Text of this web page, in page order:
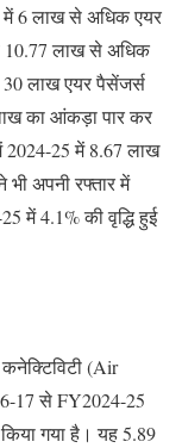
में 6 लाख से अधिक एयर
10.77 लाख से अधिक
30 लाख एयर पैसेंजर्स
का आंकड़ा पार कर
2024-25 में 8.67 लाख
अपनी रफ्तार में
में 4.1% की वृद्धि हुई
कनेक्टिविटी (Air
17 से FY2024-25
गया है। यह 5.89